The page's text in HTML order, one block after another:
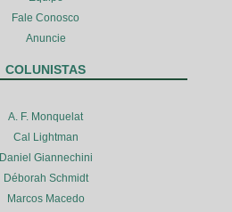
Fale Conosco
Anuncie
COLUNISTAS
A. F. Monquelat
Cal Lightman
Daniel Giannechini
Déborah Schmidt
Marcos Macedo